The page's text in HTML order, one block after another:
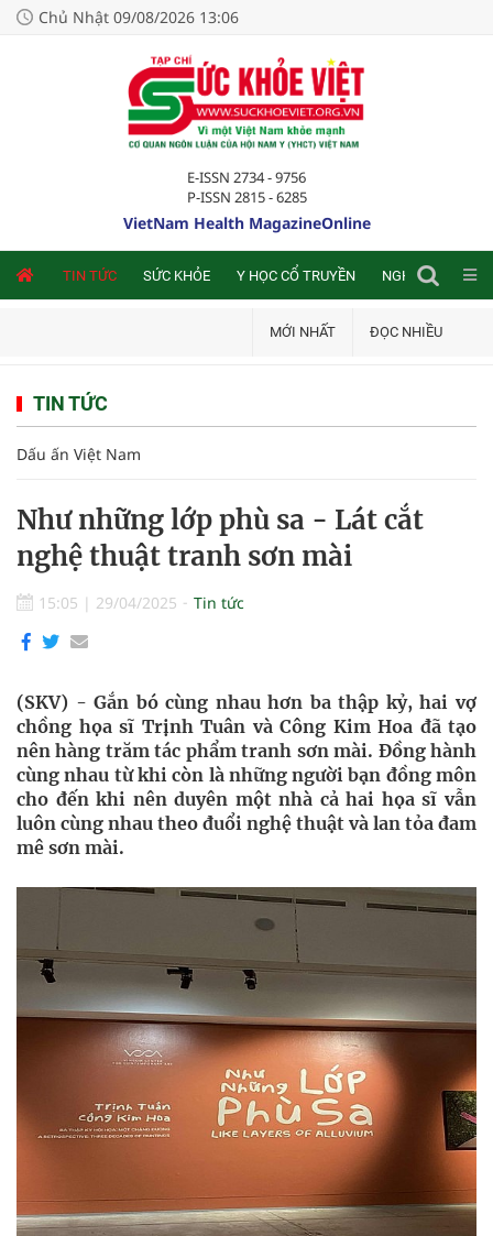
Chủ Nhật 09/08/2026 13:06
E-ISSN 2734 - 9756
P-ISSN 2815 - 6285
VietNam Health MagazineOnline
TIN TỨC SỨC KHỎE Y HỌC CỔ TRUYỀN NGHIÊN CỨU
MỚI NHẤT ĐỌC NHIỀU
TIN TỨC
Dấu ấn Việt Nam
Như những lớp phù sa - Lát cắt
nghệ thuật tranh sơn mài
15:05 | 29/04/2025 Tin tức
(SKV) - Gắn bó cùng nhau hơn ba thập kỷ, hai vợ
chồng họa sĩ Trịnh Tuân và Công Kim Hoa đã tạo
nên hàng trăm tác phẩm tranh sơn mài. Đồng hành
cùng nhau từ khi còn là những người bạn đồng môn
cho đến khi nên duyên một nhà cả hai họa sĩ vẫn
luôn cùng nhau theo đuổi nghệ thuật và lan tỏa đam
mê sơn mài.